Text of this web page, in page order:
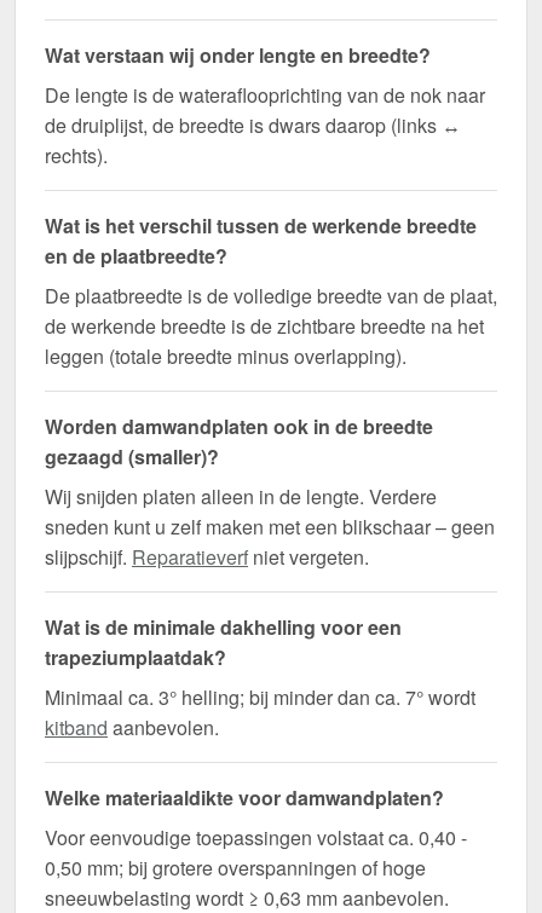
Wat verstaan wij onder lengte en breedte?
De lengte is de wateraflooprichting van de nok naar
de druiplijst, de breedte is dwars daarop (links ↔
rechts).
Wat is het verschil tussen de werkende breedte
en de plaatbreedte?
De plaatbreedte is de volledige breedte van de plaat,
de werkende breedte is de zichtbare breedte na het
leggen (totale breedte minus overlapping).
Worden damwandplaten ook in de breedte
gezaagd (smaller)?
Wij snijden platen alleen in de lengte. Verdere
sneden kunt u zelf maken met een blikschaar – geen
slijpschijf. Reparatieverf niet vergeten.
Wat is de minimale dakhelling voor een
trapeziumplaatdak?
Minimaal ca. 3° helling; bij minder dan ca. 7° wordt
kitband aanbevolen.
Welke materiaaldikte voor damwandplaten?
Voor eenvoudige toepassingen volstaat ca. 0,40 -
0,50 mm; bij grotere overspanningen of hoge
sneeuwbelasting wordt ≥ 0,63 mm aanbevolen.